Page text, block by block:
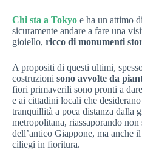
Chi sta a Tokyo e ha un attimo
sicuramente andare a fare una
gioiello, ricco di monumenti
A propositi di questi ultimi,
costruzioni sono avvolte da
fiori primaverili sono pronti a
e ai cittadini locali che
tranquillità a poca distanza dalla
metropolitana, riassaporando non
dell’antico Giappone, ma anche
ciliegi in fioritura.